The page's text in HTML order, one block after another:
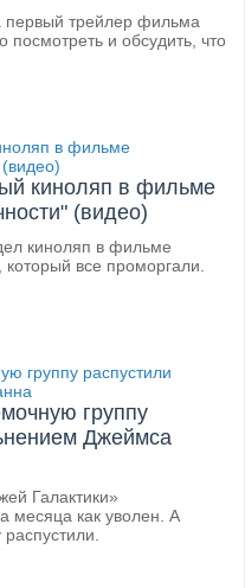
первый трейлер фильма
и обсудить, что
киноляп в фильме
(видео)
киноляп в фильме
все проморгали.
группу
Джеймса
Галактики»
месяца как уволен. А